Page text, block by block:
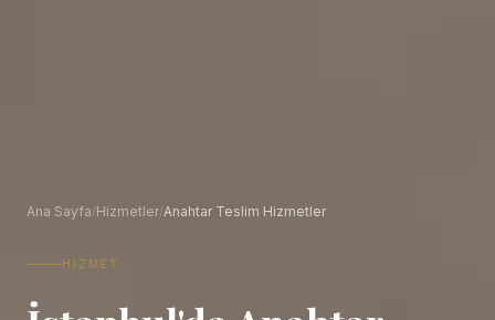
Ana Sayfa/Hizmetler/Anahtar Teslim Hizmetler
HIZMET